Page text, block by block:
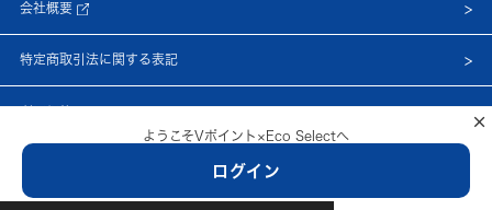
×
ようこそVポイント×Eco Selectへ
ログイン
© Netprice, Inc.
会社概要
特定商取引法に関する表記